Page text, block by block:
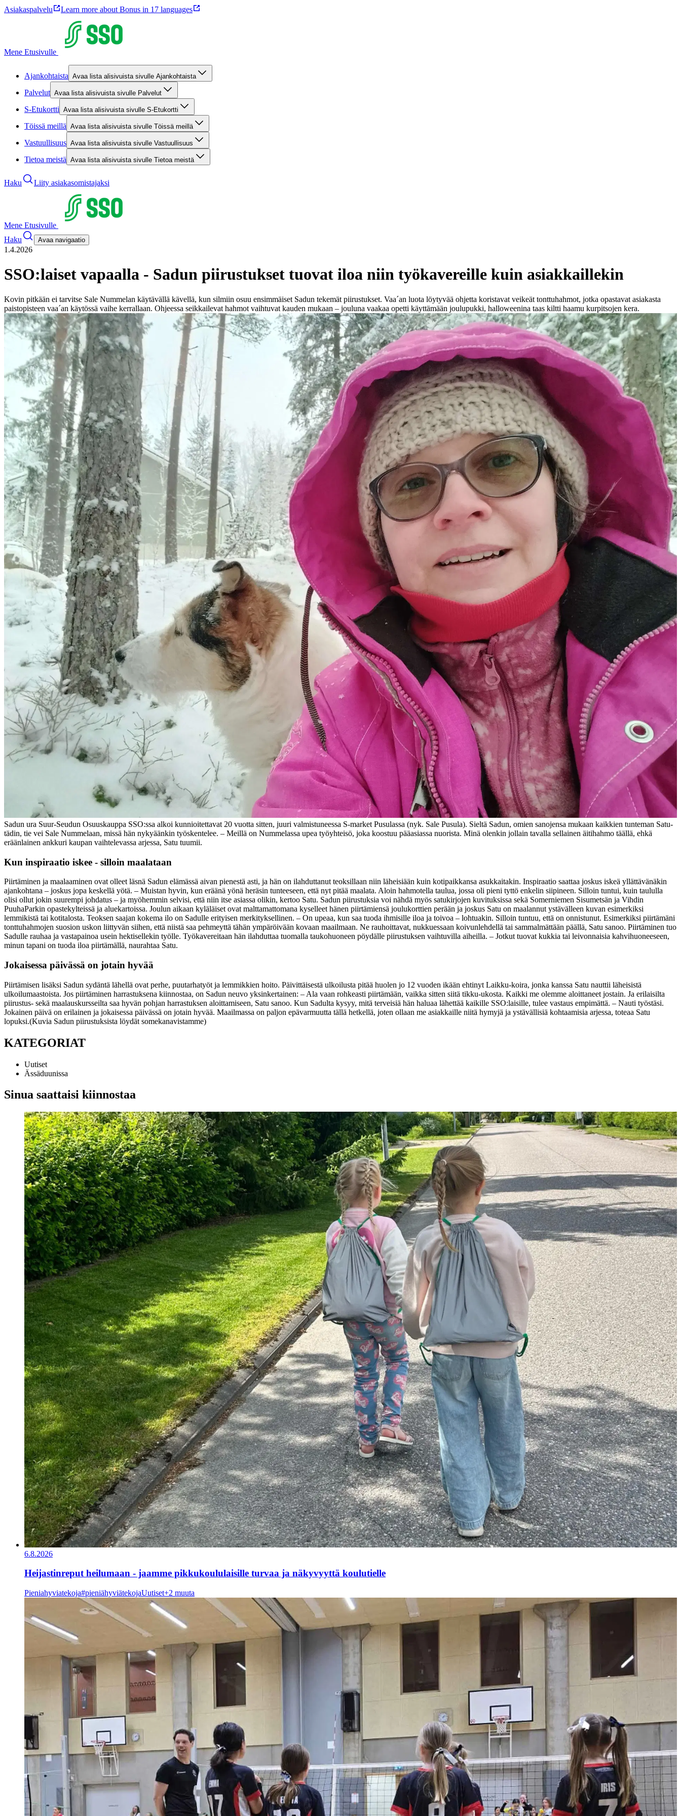
Asiakaspalvelu Learn more about Bonus in 17 languages
Mene Etusivulle
Ajankohtaista Avaa lista alisivuista sivulle Ajankohtaista
Palvelut Avaa lista alisivuista sivulle Palvelut
S-Etukortti Avaa lista alisivuista sivulle S-Etukortti
Töissä meillä Avaa lista alisivuista sivulle Töissä meillä
Vastuullisuus Avaa lista alisivuista sivulle Vastuullisuus
Tietoa meistä Avaa lista alisivuista sivulle Tietoa meistä
Haku Liity asiakasomistajaksi
Mene Etusivulle
Haku
Avaa navigaatio
1.4.2026
SSO:laiset vapaalla - Sadun piirustukset tuovat iloa niin työkavereille kuin asiakkaillekin
Kovin pitkään ei tarvitse Sale Nummelan käytävällä kävellä, kun silmiin osuu ensimmäiset Sadun tekemät piirustukset. Vaa´an luota löytyvää ohjetta koristavat veikeät tonttuhahmot, jotka opastavat asiakasta
paistopisteen vaa´an käytössä vaihe kerrallaan. Ohjeessa seikkailevat hahmot vaihtuvat kauden mukaan – jouluna vaakaa opetti käyttämään joulupukki, halloweenina taas kiltti haamu kurpitsojen kera.
Sadun ura Suur-Seudun Osuuskauppa SSO:ssa alkoi kunnioitettavat 20 vuotta sitten, juuri valmistuneessa S-market Pusulassa (nyk. Sale Pusula). Sieltä Sadun, omien sanojensa mukaan kaikkien tunteman Satu-
tädin, tie vei Sale Nummelaan, missä hän nykyäänkin työskentelee. – Meillä on Nummelassa upea työyhteisö, joka koostuu pääasiassa nuorista. Minä olenkin jollain tavalla sellainen äitihahmo täällä, ehkä
eräänlainen ankkuri kaupan vaihtelevassa arjessa, Satu tuumii.
Kun inspiraatio iskee - silloin maalataan
Piirtäminen ja maalaaminen ovat olleet läsnä Sadun elämässä aivan pienestä asti, ja hän on ilahduttanut teoksillaan niin läheisiään kuin kotipaikkansa asukkaitakin. Inspiraatio saattaa joskus iskeä yllättävänäkin
ajankohtana – joskus jopa keskellä yötä. – Muistan hyvin, kun eräänä yönä heräsin tunteeseen, että nyt pitää maalata. Aloin hahmotella taulua, jossa oli pieni tyttö enkelin siipineen. Silloin tuntui, kuin taululla
olisi ollut jokin suurempi johdatus – ja myöhemmin selvisi, että niin itse asiassa olikin, kertoo Satu. Sadun piirustuksia voi nähdä myös satukirjojen kuvituksissa sekä Somerniemen Sisumetsän ja Vihdin
PuuhaParkin opastekylteissä ja aluekartoissa. Joulun aikaan kyläläiset ovat malttamattomana kyselleet hänen piirtämiensä joulukorttien perään ja joskus Satu on maalannut ystävälleen kuvan esimerkiksi
lemmikistä tai kotitalosta. Teoksen saajan kokema ilo on Sadulle erityisen merkityksellinen. – On upeaa, kun saa tuoda ihmisille iloa ja toivoa – lohtuakin. Silloin tuntuu, että on onnistunut. Esimerkiksi piirtämäni
tonttuhahmojen suosion uskon liittyvän siihen, että niistä saa pehmeyttä tähän ympäröivään kovaan maailmaan. Ne rauhoittavat, nukkuessaan koivunlehdellä tai sammalmättään päällä, Satu sanoo. Piirtäminen tuo
Sadulle rauhaa ja vastapainoa usein hektisellekin työlle. Työkavereitaan hän ilahduttaa tuomalla taukohuoneen pöydälle piirustuksen vaihtuvilla aiheilla. – Jotkut tuovat kukkia tai leivonnaisia kahvihuoneeseen,
minun tapani on tuoda iloa piirtämällä, naurahtaa Satu.
Jokaisessa päivässä on jotain hyvää
Piirtämisen lisäksi Sadun sydäntä lähellä ovat perhe, puutarhatyöt ja lemmikkien hoito. Päivittäisestä ulkoilusta pitää huolen jo 12 vuoden ikään ehtinyt Laikku-koira, jonka kanssa Satu nauttii läheisistä
ulkoilumaastoista. Jos piirtäminen harrastuksena kiinnostaa, on Sadun neuvo yksinkertainen: – Ala vaan rohkeasti piirtämään, vaikka sitten siitä tikku-ukosta. Kaikki me olemme aloittaneet jostain. Ja erilaisilta
piirustus- sekä maalauskursseilta saa hyvän pohjan harrastuksen aloittamiseen, Satu sanoo. Kun Sadulta kysyy, mitä terveisiä hän haluaa lähettää kaikille SSO:laisille, tulee vastaus empimättä. – Nauti työstäsi.
Jokainen päivä on erilainen ja jokaisessa päivässä on jotain hyvää. Maailmassa on paljon epävarmuutta tällä hetkellä, joten ollaan me asiakkaille niitä hymyjä ja ystävällisiä kohtaamisia arjessa, toteaa Satu
lopuksi.(Kuvia Sadun piirustuksista löydät somekanavistamme)
KATEGORIAT
Uutiset
Ässäduunissa
Sinua saattaisi kiinnostaa
6.8.2026
Heijastinreput heilumaan - jaamme pikkukoululaisille turvaa ja näkyvyyttä koulutielle
Pieniahyviatekoja#pieniähyviätekojaUutiset+2 muuta